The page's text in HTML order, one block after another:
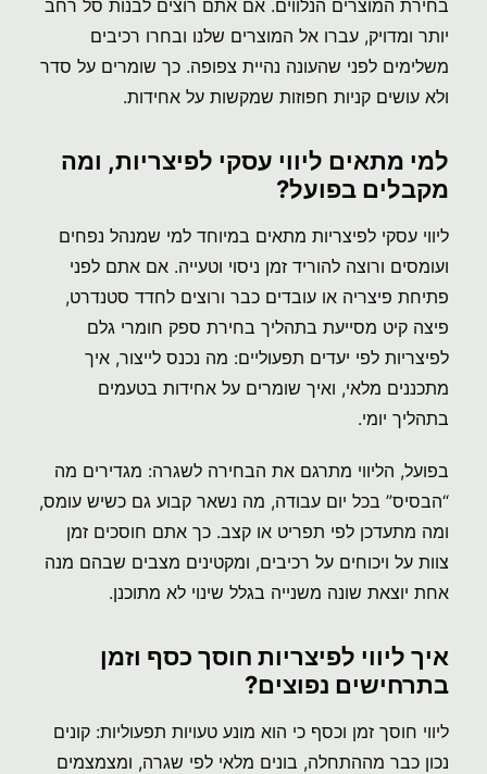
בחירת המוצרים הנלווים. אם אתם רוצים לבנות סל רחב
יותר ומדויק, עברו אל המוצרים שלנו ובחרו רכיבים
משלימים לפני שהעונה נהיית צפופה. כך שומרים על סדר
ולא עושים קניות חפוזות שמקשות על אחידות.
למי מתאים ליווי עסקי לפיצריות, ומה
מקבלים בפועל?
ליווי עסקי לפיצריות מתאים במיוחד למי שמנהל נפחים
ועומסים ורוצה להוריד זמן ניסוי וטעייה. אם אתם לפני
פתיחת פיצריה או עובדים כבר ורוצים לחדד סטנדרט,
פיצה קיט מסייעת בתהליך בחירת ספק חומרי גלם
לפיצריות לפי יעדים תפעוליים: מה נכנס לייצור, איך
מתכננים מלאי, ואיך שומרים על אחידות בטעמים
בתהליך יומי.
בפועל, הליווי מתרגם את הבחירה לשגרה: מגדירים מה
“הבסיס” בכל יום עבודה, מה נשאר קבוע גם כשיש עומס,
ומה מתעדכן לפי תפריט או קצב. כך אתם חוסכים זמן
צוות על ויכוחים על רכיבים, ומקטינים מצבים שבהם מנה
אחת יוצאת שונה משנייה בגלל שינוי לא מתוכנן.
איך ליווי לפיצריות חוסך כסף וזמן
בתרחישים נפוצים?
ליווי חוסך זמן וכסף כי הוא מונע טעויות תפעוליות: קונים
נכון כבר מההתחלה, בונים מלאי לפי שגרה, ומצמצמים